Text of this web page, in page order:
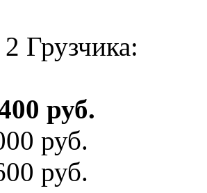
Грузчика:
руб.
руб.
руб.